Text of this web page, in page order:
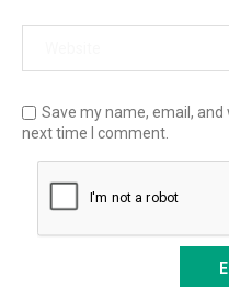
Save my name, email,
next time I comment.